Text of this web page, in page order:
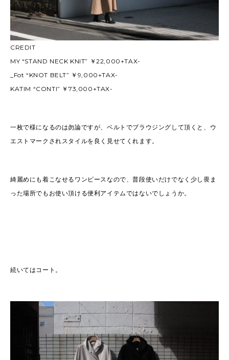
CREDIT
MY “STAND NECK KNIT” ￥22,000+TAX-
_Fot “KNOT BELT” ￥9,000+TAX-
KATIM “CONTI” ￥73,000+TAX-
一枚で様になるのは勿論ですが、ベルトでブラウジングして頂くと、ウ
エストマークされスタイルを良く見せてくれます。
綺麗めにも着こなせるワンピースなので、普段使いだけでなく少し畏ま
った場所でもお使い頂ける便利アイテムではないでしょうか。
続いてはコート。